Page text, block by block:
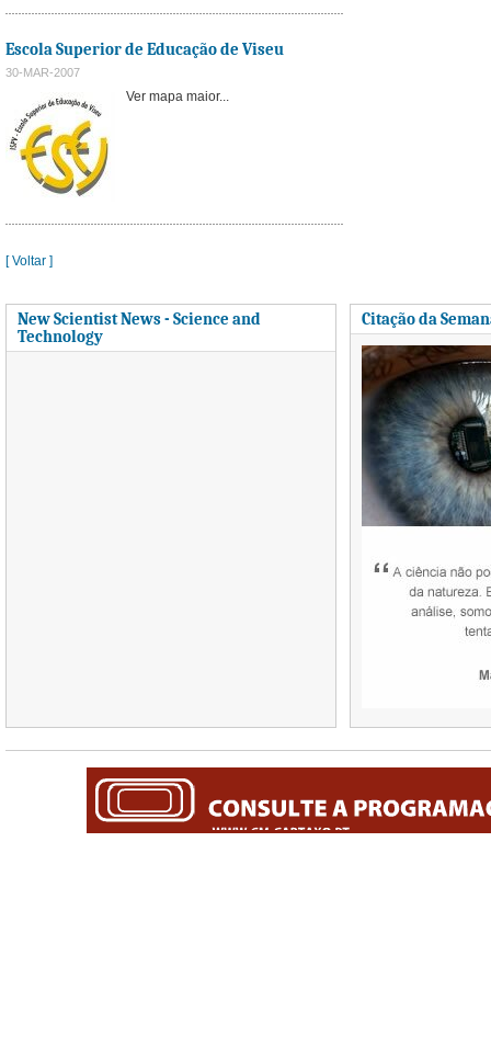
Escola Superior de Educação de Viseu
30-MAR-2007
Ver mapa maior...
[ Voltar ]
New Scientist News - Science and
Technology
Citação da